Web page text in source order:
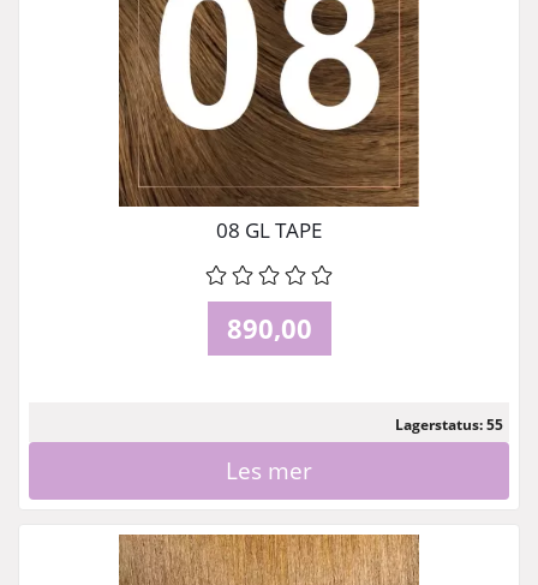
08 GL TAPE
890,00
Lagerstatus: 55
Les mer